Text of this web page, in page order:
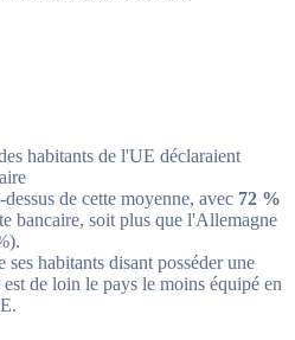
habitants de l'UE déclaraient
dessus de cette moyenne, avec 72 %
bancaire, soit plus que l'Allemagne
habitants disant posséder une
est de loin le pays le moins équipé en